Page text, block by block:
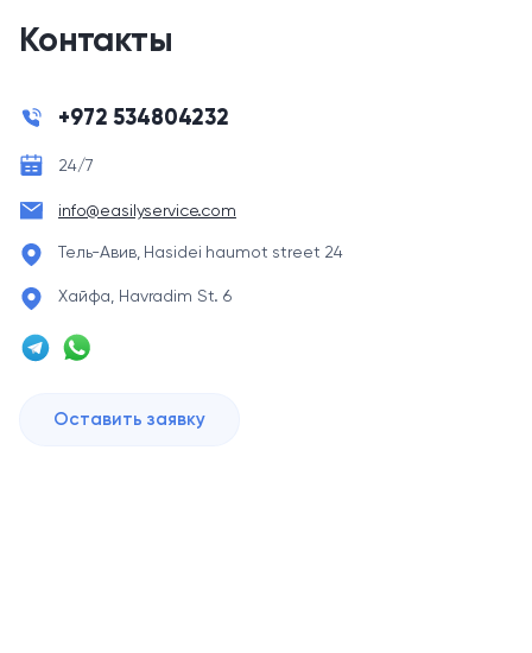
Контакты
+972 534804232
24/7
info@easilyservice.com
Тель-Авив, Hasidei haumot street 24
Хайфа, Havradim St. 6
Оставить заявку